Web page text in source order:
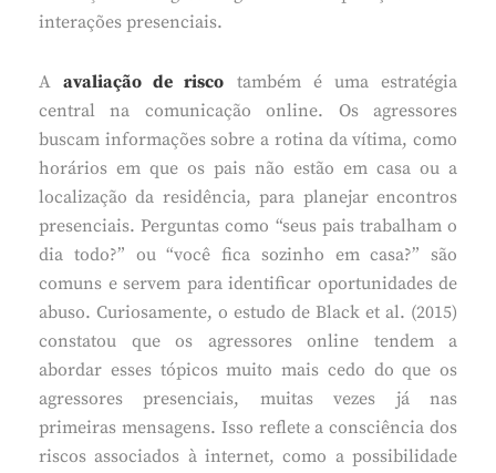
interações presenciais.
Aavaliação de risco também é uma estratégia
central na comunicação online. Os agressores
buscam informações sobre a rotina da vítima, como
horários em que os pais não estão em casa ou a
localização da residência, para planejar encontros
presenciais. Perguntas como “seus pais trabalham o
dia todo?” ou “você fica sozinho em casa?” são
comuns e servem para identificar oportunidades de
abuso. Curiosamente, o estudo de Black et al. (2015)
constatou que os agressores online tendem a
abordar esses tópicos muito mais cedo do que os
agressores presenciais, muitas vezes já nas
primeiras mensagens. Isso reflete a consciência dos
riscos associados à internet, como a possibilidade